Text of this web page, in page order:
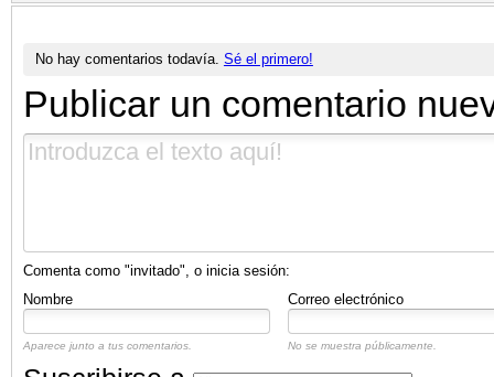
No hay comentarios todavía. Sé el primero!
Publicar un comentario
Comenta como "invitado", o inicia sesión:
Nombre
Correo electrónico
Aparece junto a tus comentarios. No se muestra públicamente.